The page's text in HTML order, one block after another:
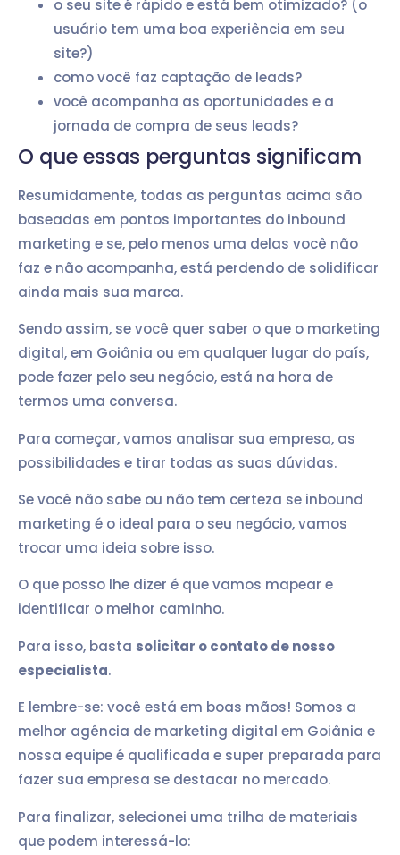
o seu site é rápido e está bem otimizado? (o
usuário tem uma boa experiência em seu
site?)
como você faz captação de leads?
você acompanha as oportunidades e a
jornada de compra de seus leads?
O que essas perguntas significam
Resumidamente, todas as perguntas acima são
baseadas em pontos importantes do inbound
marketing e se, pelo menos uma delas você não
faz e não acompanha, está perdendo de solidificar
ainda mais sua marca.
Sendo assim, se você quer saber o que o marketing
digital, em Goiânia ou em qualquer lugar do país,
pode fazer pelo seu negócio, está na hora de
termos uma conversa.
Para começar, vamos analisar sua empresa, as
possibilidades e tirar todas as suas dúvidas.
Se você não sabe ou não tem certeza se inbound
marketing é o ideal para o seu negócio, vamos
trocar uma ideia sobre isso.
O que posso lhe dizer é que vamos mapear e
identificar o melhor caminho.
Para isso, basta solicitar o contato de nosso
especialista.
E lembre-se: você está em boas mãos! Somos a
melhor agência de marketing digital em Goiânia e
nossa equipe é qualificada e super preparada para
fazer sua empresa se destacar no mercado.
Para finalizar, selecionei uma trilha de materiais
que podem interessá-lo: